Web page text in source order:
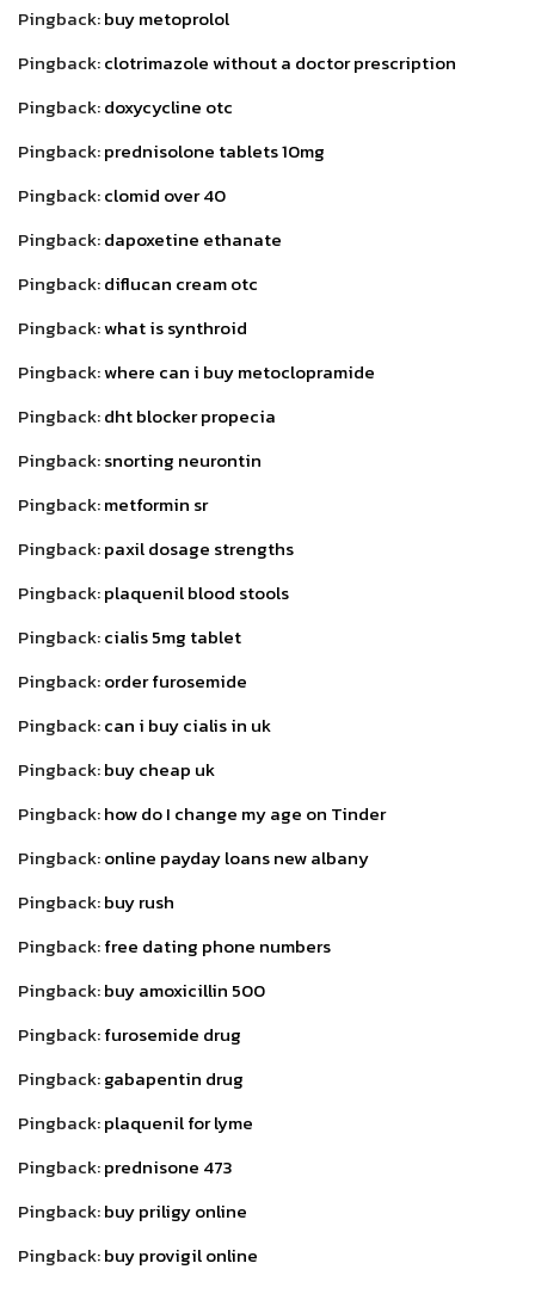
Pingback:buy metoprolol
Pingback:clotrimazole without a doctor prescription
Pingback:doxycycline otc
Pingback:prednisolone tablets 10mg
Pingback:clomid over 40
Pingback:dapoxetine ethanate
Pingback:diflucan cream otc
Pingback:what is synthroid
Pingback:where can i buy metoclopramide
Pingback:dht blocker propecia
Pingback:snorting neurontin
Pingback:metformin sr
Pingback:paxil dosage strengths
Pingback:plaquenil blood stools
Pingback:cialis 5mg tablet
Pingback:order furosemide
Pingback:can i buy cialis in uk
Pingback:buy cheap uk
Pingback:how do I change my age on Tinder
Pingback:online payday loans new albany
Pingback:buy rush
Pingback:free dating phone numbers
Pingback:buy amoxicillin 500
Pingback:furosemide drug
Pingback:gabapentin drug
Pingback:plaquenil for lyme
Pingback:prednisone 473
Pingback:buy priligy online
Pingback:buy provigil online